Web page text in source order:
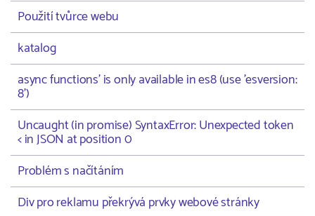
Použití tvůrce webu
katalog
async functions' is only available in es8 (use 'esversion:
8')
Uncaught (in promise) SyntaxError: Unexpected token
< in JSON at position 0
Problém s načítáním
Div pro reklamu překrývá prvky webové stránky